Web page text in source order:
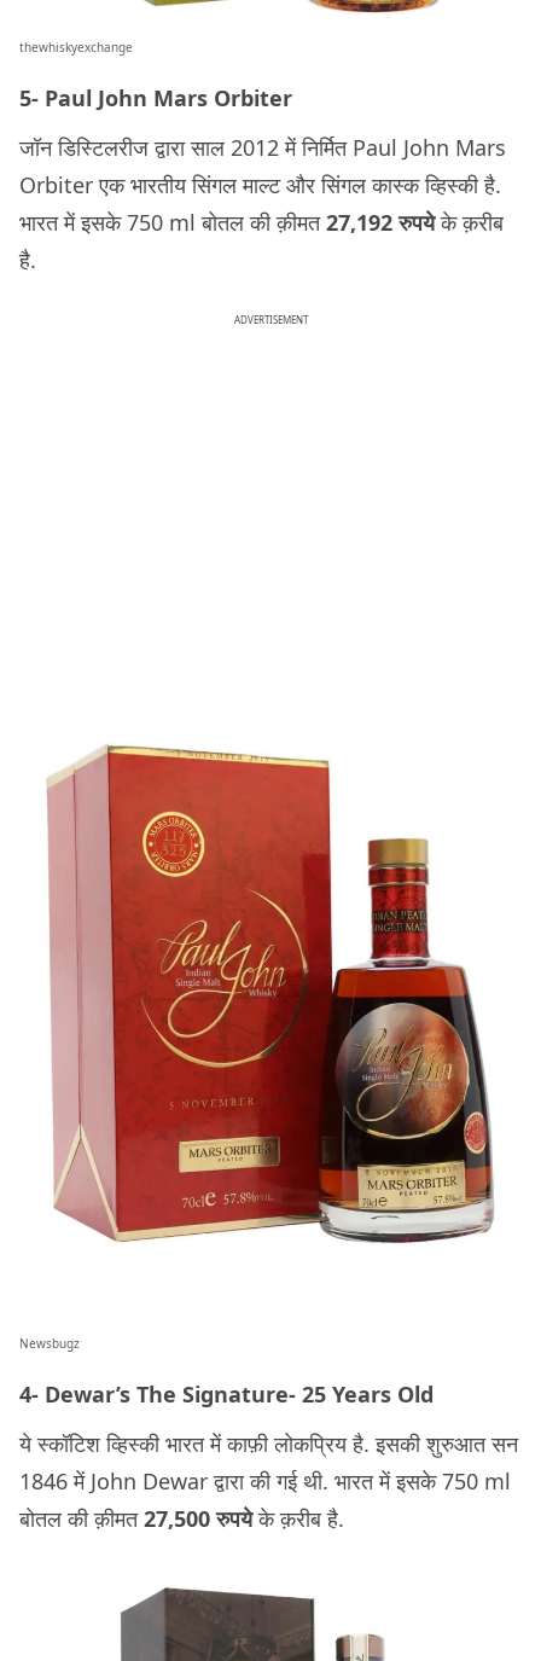
thewhiskyexchange
5- Paul John Mars Orbiter
जॉन डिस्टिलरीज द्वारा साल 2012 में निर्मित Paul John Mars
Orbiter एक भारतीय सिंगल माल्ट और सिंगल कास्क व्हिस्की है.
भारत में इसके 750 ml बोतल की क़ीमत27,192 रुपयेके क़रीब
है.
ADVERTISEMENT
Newsbugz
4- Dewar’s The Signature- 25 Years Old
ये स्कॉटिश व्हिस्की भारत में काफ़ी लोकप्रिय है. इसकी शुरुआत सन
1846 में John Dewar द्वारा की गई थी. भारत में इसके 750 ml
बोतल की क़ीमत27,500 रुपयेके क़रीब है.